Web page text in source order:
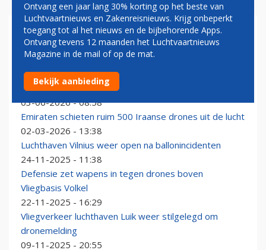
DRONES
Luchthaven Koeweit gesloten na dodelijke aanval met
drones en raketten
03-06-2026 - 08:58
Emiraten schieten ruim 500 Iraanse drones uit de lucht
02-03-2026 - 13:38
Luchthaven Vilnius weer open na ballonincidenten
24-11-2025 - 11:38
Defensie zet wapens in tegen drones boven
Vliegbasis Volkel
22-11-2025 - 16:29
Vliegverkeer luchthaven Luik weer stilgelegd om
dronemelding
09-11-2025 - 20:55
Ontvang een jaar lang 30% korting op het beste van
Luchtvaartnieuws en Zakenreisnieuws. Krijg onbeperkt
toegang tot al het nieuws en de bijbehorende Apps.
Ontvang tevens 12 maanden het Luchtvaartnieuws
Magazine in de mail of op de mat.
Bekijk aanbieding